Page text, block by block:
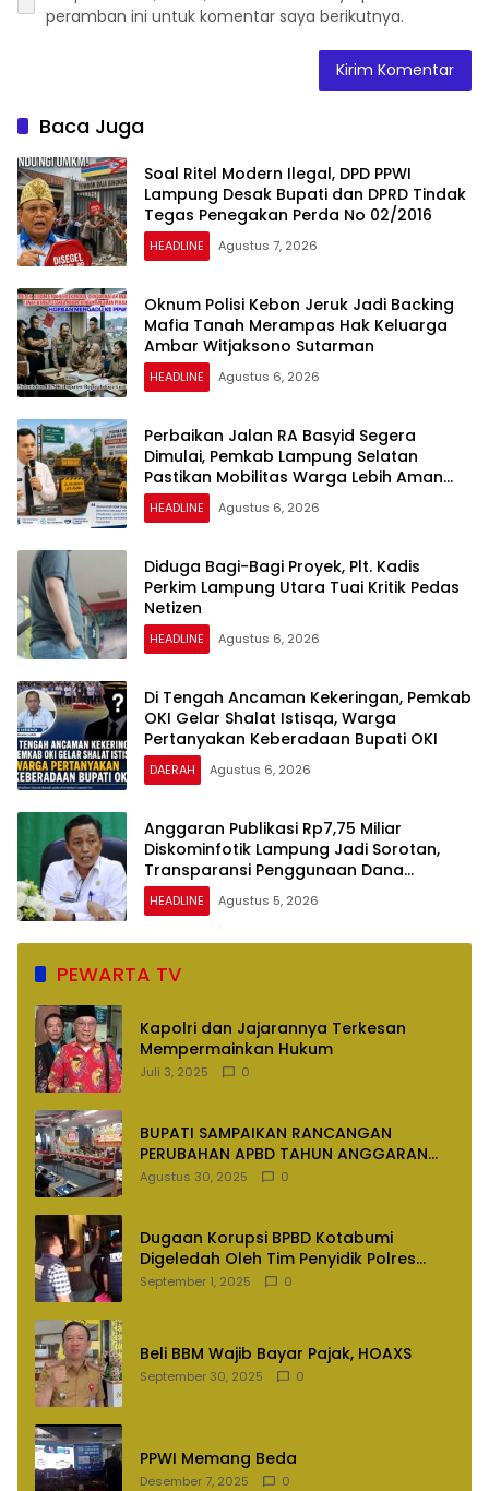
peramban ini untuk komentar saya berikutnya.
Baca Juga
Soal Ritel Modern Ilegal, DPD PPWI
Lampung Desak Bupati dan DPRD Tindak
Tegas Penegakan Perda No 02/2016
HEADLINE Agustus 7, 2026
Oknum Polisi Kebon Jeruk Jadi Backing
Mafia Tanah Merampas Hak Keluarga
Ambar Witjaksono Sutarman
HEADLINE Agustus 6, 2026
Perbaikan Jalan RA Basyid Segera
Dimulai, Pemkab Lampung Selatan
Pastikan Mobilitas Warga Lebih Aman
dan Nyaman
HEADLINE Agustus 6, 2026
Diduga Bagi-Bagi Proyek, Plt. Kadis
Perkim Lampung Utara Tuai Kritik Pedas
Netizen
HEADLINE Agustus 6, 2026
Di Tengah Ancaman Kekeringan, Pemkab
OKI Gelar Shalat Istisqa, Warga
Pertanyakan Keberadaan Bupati OKI
DAERAH Agustus 6, 2026
Anggaran Publikasi Rp7,75 Miliar
Diskominfotik Lampung Jadi Sorotan,
Transparansi Penggunaan Dana
Dipertanyakan
HEADLINE Agustus 5, 2026
PEWARTA TV
Kapolri dan Jajarannya Terkesan
Mempermainkan Hukum
Juli 3, 2025 0
BUPATI SAMPAIKAN RANCANGAN
PERUBAHAN APBD TAHUN ANGGARAN
2025
Agustus 30, 2025 0
Dugaan Korupsi BPBD Kotabumi
Digeledah Oleh Tim Penyidik Polres
Lampung Utara
September 1, 2025 0
Beli BBM Wajib Bayar Pajak, HOAXS
September 30, 2025 0
PPWI Memang Beda
Desember 7, 2025 0